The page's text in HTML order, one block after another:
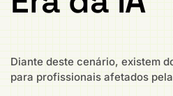
Diante deste cenário, existem
para profissionais afetados